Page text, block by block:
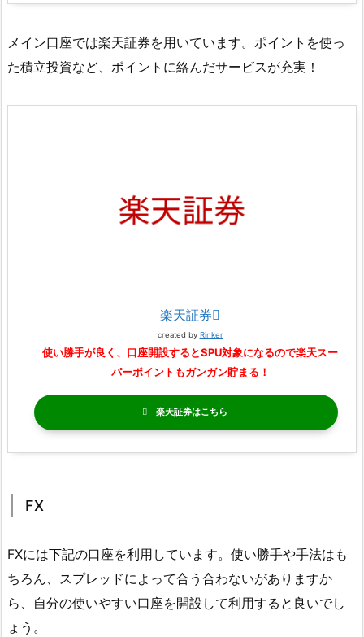
メイン口座では楽天証券を用いています。ポイントを使っ
た積立投資など、ポイントに絡んだサービスが充実！
楽天証券
created by Rinker
使い勝手が良く、口座開設するとSPU対象になるので楽天スー
パーポイントもガンガン貯まる！
楽天証券
FX
FXには下記の口座を利用しています。使い勝手や手法はも
ちろん、スプレッドによって合う合わないがありますか
ら、自分の使いやすい口座を開設して利用すると良いでし
ょう。